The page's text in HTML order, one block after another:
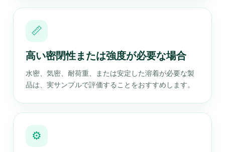
📏
高い密閉性または強度が必要な場合
水密、気密、耐荷重、または安定した溶着が必要な製
品は、実サンプルで評価することをおすすめします。
⚙️